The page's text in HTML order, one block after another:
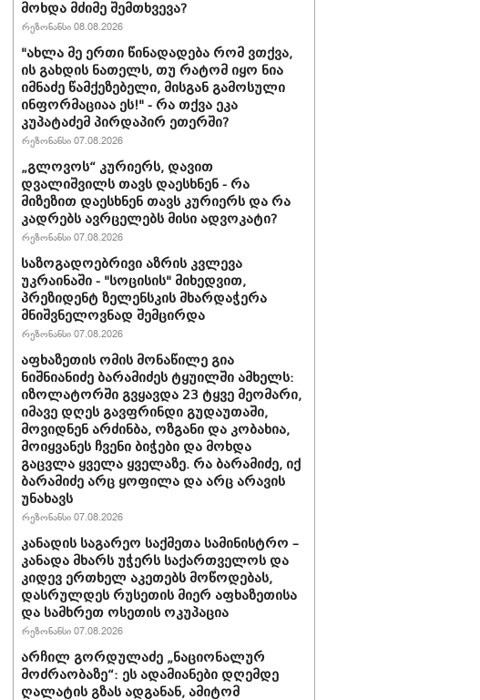
მოხდა მძიმე შემთხვევა?
რეზონანსი 08.08.2026
"ახლა მე ერთი წინადადება რომ ვთქვა,
ის გახდის ნათელს, თუ რატომ იყო ნია
იმნაძე წამქეზებელი, მისგან გამოსული
ინფორმაციაა ეს!" - რა თქვა ეკა
კუპატაძემ პირდაპირ ეთერში?
რეზონანსი 07.08.2026
„გლოვოს“ კურიერს, დავით
დვალიშვილს თავს დაესხნენ - რა
მიზეზით დაესხნენ თავს კურიერს და რა
კადრებს ავრცელებს მისი ადვოკატი?
რეზონანსი 07.08.2026
საზოგადოებრივი აზრის კვლევა
უკრაინაში - "სოცისის" მიხედვით,
პრეზიდენტ ზელენსკის მხარდაჭერა
მნიშვნელოვნად შემცირდა
რეზონანსი 07.08.2026
აფხაზეთის ომის მონაწილე გია
ნიშნიანიძე ბარამიძეს ტყუილში ამხელს:
იზოლატორში გვყავდა 23 ტყვე მეომარი,
იმავე დღეს გავფრინდი გუდაუთაში,
მოვიდნენ არძინბა, ოზგანი და კობახია,
მოიყვანეს ჩვენი ბიჭები და მოხდა
გაცვლა ყველა ყველაზე. რა ბარამიძე, იქ
ბარამიძე არც ყოფილა და არც არავის
უნახავს
რეზონანსი 07.08.2026
კანადის საგარეო საქმეთა სამინისტრო –
კანადა მხარს უჭერს საქართველოს და
კიდევ ერთხელ აკეთებს მოწოდებას,
დასრულდეს რუსეთის მიერ აფხაზეთისა
და სამხრეთ ოსეთის ოკუპაცია
რეზონანსი 07.08.2026
არჩილ გორდულაძე „ნაციონალურ
მოძრაობაზე“: ეს ადამიანები დღემდე
ღალატის გზას ადგანან, ამიტომ